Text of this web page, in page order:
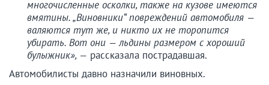
многочисленные осколки, также на кузове имеются
вмятины. „Виновники“ повреждений автомобиля —
валяются тут же, и никто их не торопится
убирать. Вот они — льдины размером с хороший
булыжник», — рассказала пострадавшая.
Автомобилисты давно назначили виновных.